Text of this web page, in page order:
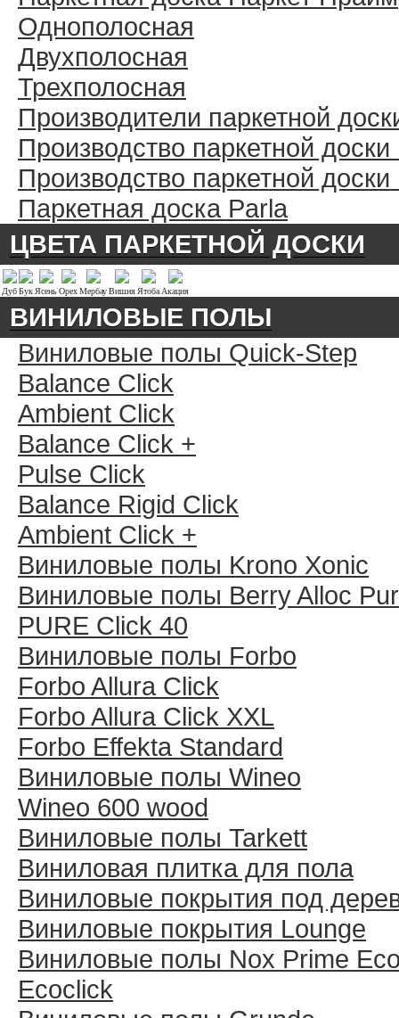
Однополосная
Двухполосная
Трехполосная
Производители паркетной
Производство паркетной
Производство паркетной
Паркетная доска Parla
ЦВЕТА ПАРКЕТНОЙ ДОСКИ
ДубБук ЯсеньОрехМербауВишня Ятоба Акация
ВИНИЛОВЫЕ ПОЛЫ
Виниловые полы Quick-Step
Balance Click
Ambient Click
Balance Click +
Pulse Click
Balance Rigid Click
Ambient Click +
Виниловые полы Krono Xonic
Виниловые полы Berry Alloc
PURE Click 40
Виниловые полы Forbo
Forbo Allura Click
Forbo Allura Click XXL
Forbo Effekta Standard
Виниловые полы Wineo
Wineo 600 wood
Виниловые полы Tarkett
Виниловая плитка для пола
Виниловые покрытия под
Виниловые покрытия Lounge
Виниловые полы Nox Prime
Ecoclick